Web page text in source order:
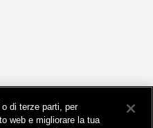
di terze parti, per
web e migliorare la tua